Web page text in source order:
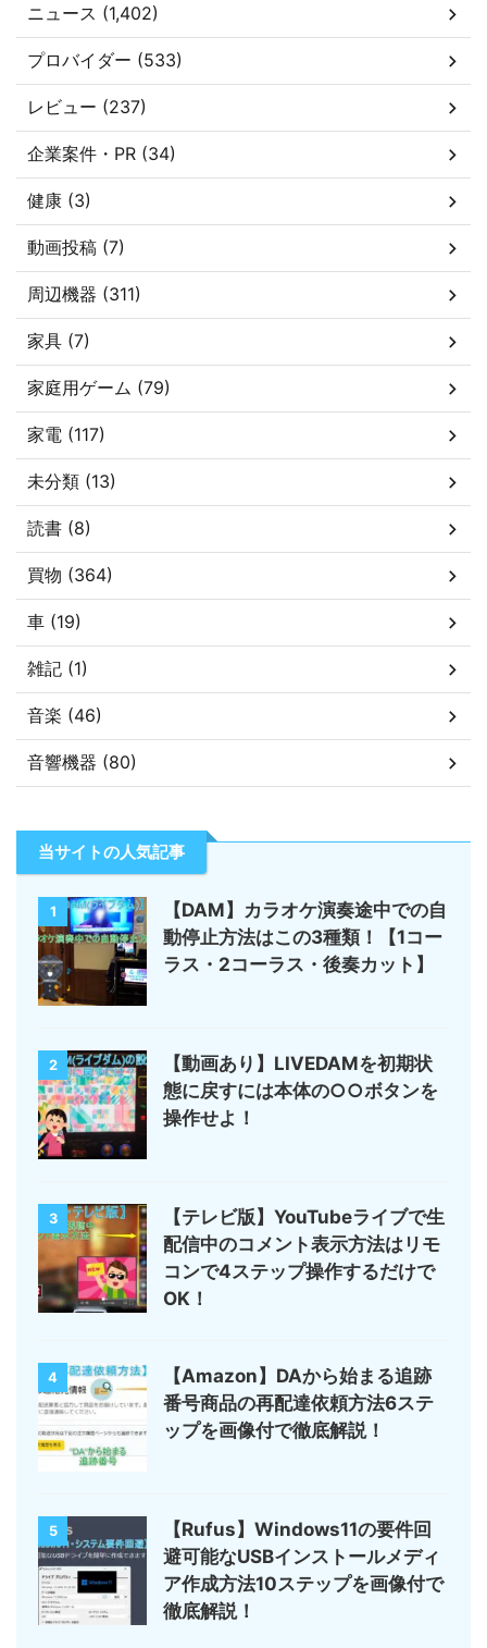
ニュース (1,402)
プロバイダー (533)
レビュー (237)
企業案件・PR (34)
健康 (3)
動画投稿 (7)
周辺機器 (311)
家具 (7)
家庭用ゲーム (79)
家電 (117)
未分類 (13)
読書 (8)
買物 (364)
車 (19)
雑記 (1)
音楽 (46)
音響機器 (80)
当サイトの人気記事
1
【DAM】カラオケ演奏途中での自
動停止方法はこの3種類！【1コー
ラス・2コーラス・後奏カット】
2
【動画あり】LIVEDAMを初期状
態に戻すには本体の○○ボタンを
操作せよ！
3
【テレビ版】YouTubeライブで生
配信中のコメント表示方法はリモ
コンで4ステップ操作するだけで
OK！
4
【Amazon】DAから始まる追跡
番号商品の再配達依頼方法6ステ
ップを画像付で徹底解説！
5
【Rufus】Windows11の要件回
避可能なUSBインストールメディ
ア作成方法10ステップを画像付で
徹底解説！